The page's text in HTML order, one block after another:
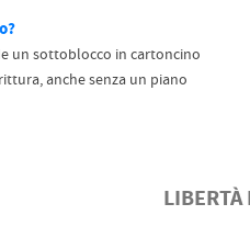
un sottoblocco in cartoncino
anche senza un piano
LIBERTÀ